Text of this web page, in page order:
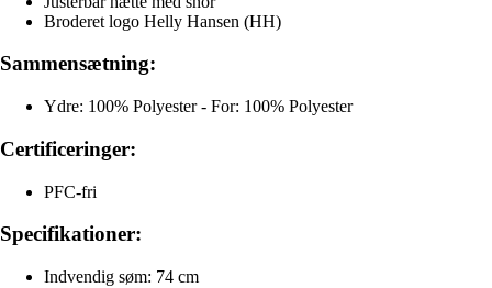
Broderet logo Helly Hansen (HH)
Sammensætning:
Ydre: 100% Polyester - For: 100% Polyester
Certificeringer:
PFC-fri
Specifikationer:
Indvendig søm: 74 cm